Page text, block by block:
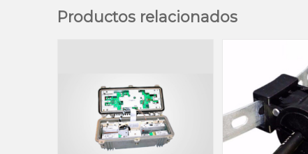
Productos relacionados